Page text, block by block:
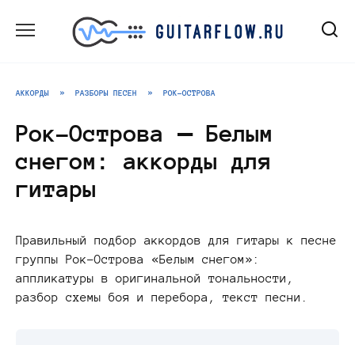
АККОРДЫ » РАЗБОРЫ ПЕСЕН » РОК-ОСТРОВА
Рок-Острова — Белым
снегом: аккорды для
гитары
Правильный подбор аккордов для гитары к песне
группы Рок-Острова «Белым снегом»:
аппликатуры в оригинальной тональности,
разбор схемы боя и перебора, текст песни.